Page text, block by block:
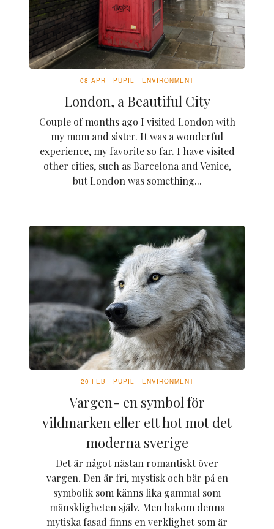
08 APR PUPIL ENVIRONMENT
London, a Beautiful City
Couple of months ago I visited London with
my mom and sister. It was a wonderful
experience, my favorite so far. I have visited
other cities, such as Barcelona and Venice,
but London was something...
20 FEB PUPIL ENVIRONMENT
Vargen- en symbol för
vildmarken eller ett hot mot det
moderna sverige
Det är något nästan romantiskt över
vargen. Den är fri, mystisk och bär på en
symbolik som känns lika gammal som
mänskligheten själv. Men bakom denna
mytiska fasad finns en verklighet som är